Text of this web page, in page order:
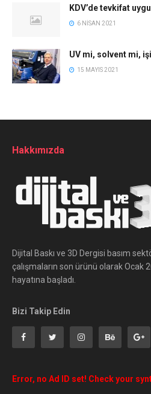
KDV’de tevkifat
6 NISAN 2021
UV mi, solvent mi,
15 MAYIS 2021
Hakkımızda
Dijital Baskı ve 3D Dergisi basım
çalışmaların son ürünü olarak Ocak
hayatına başladı.
Bizi Takip Edin
Error, no Ad ID set! Check your